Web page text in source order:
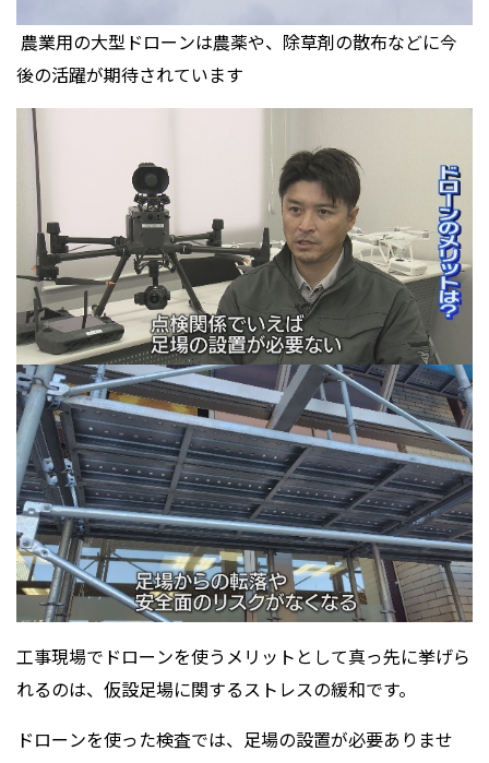
農業用の大型ドローンは農薬や、除草剤の散布などに今
後の活躍が期待されています
工事現場でドローンを使うメリットとして真っ先に挙げら
れるのは、仮設足場に関するストレスの緩和です。
ドローンを使った検査では、足場の設置が必要ありませ